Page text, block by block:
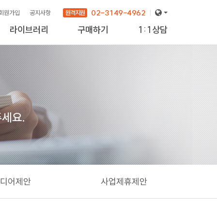
원가입 공지사항 원격지원
02-3149-4962
라이브러리 구매하기 1:1상담
요.
어제안 사업제휴제안